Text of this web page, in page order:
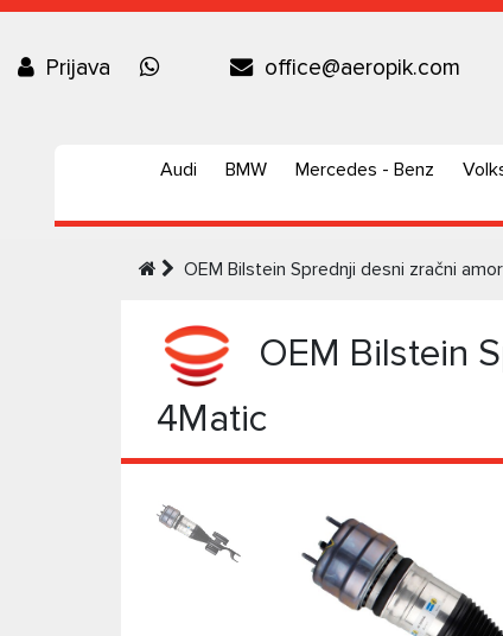
Prijava office@aeropik.com
Audi BMW Mercedes - Benz
OEM Bilstein Sprednji desni zračni
OEM Bilstein
4Matic